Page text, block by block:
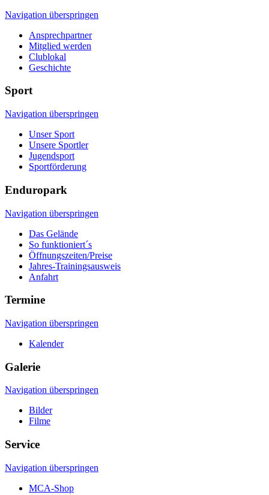
Navigation überspringen
Ansprechpartner
Mitglied werden
Clublokal
Geschichte
Sport
Navigation überspringen
Unser Sport
Unsere Sportler
Jugendsport
Sportförderung
Enduropark
Navigation überspringen
Das Gelände
So funktioniert´s
Öffnungszeiten/Preise
Jahres-Trainingsausweis
Anfahrt
Termine
Navigation überspringen
Kalender
Galerie
Navigation überspringen
Bilder
Filme
Service
Navigation überspringen
MCA-Shop